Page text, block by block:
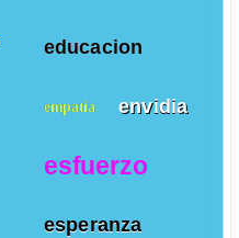
educacion
empatía envidia
esfuerzo
esperanza